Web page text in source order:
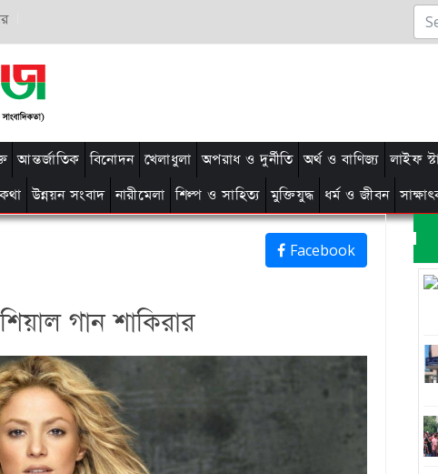
আন্তর্জাতিক বিনোদন খেলাধুলা অপরাধ ও দুর্নীতি অর্থ ও বাণিজ্য লাইফ
উন্নয়ন সংবাদ নারীমেলা শিল্প ও সাহিত্য মুক্তিযুদ্ধ ধর্ম ও জীবন
Facebook
গান শাকিরার